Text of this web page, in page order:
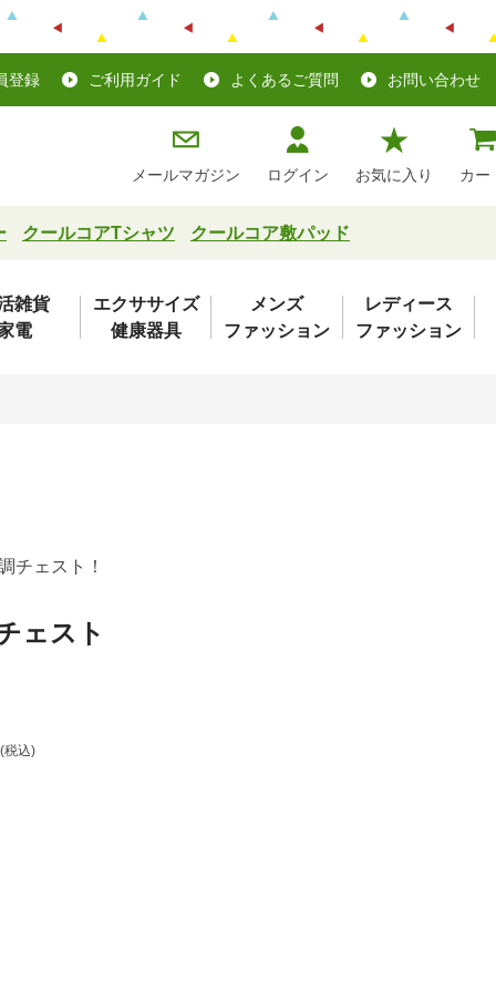
登録 ご利用ガイド よくあるご質問 お問い合わせ
メールマガジン ログイン お気に入り カー
クールコアTシャツ クールコア敷パッド
雑貨
電
エクササイズ
健康器具
メンズ
ファッション
レディース
ファッション
チェスト！
ェスト
(税込)